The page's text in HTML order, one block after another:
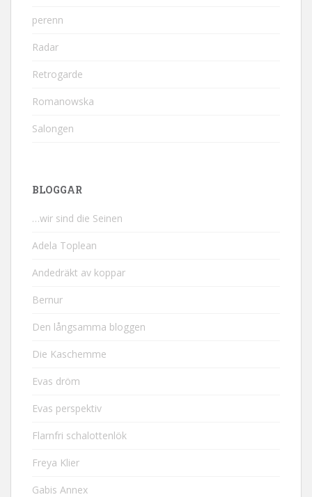
perenn
Radar
Retrogarde
Romanowska
Salongen
BLOGGAR
…wir sind die Seinen
Adela Toplean
Andedräkt av koppar
Bernur
Den långsamma bloggen
Die Kaschemme
Evas dröm
Evas perspektiv
Flarnfri schalottenlök
Freya Klier
Gabis Annex